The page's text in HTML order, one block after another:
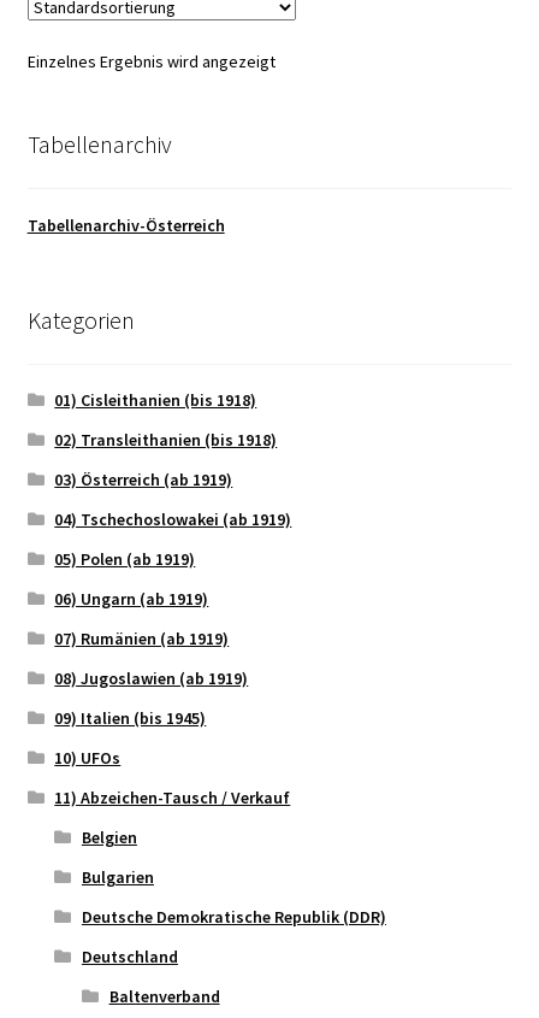
Einzelnes Ergebnis wird angezeigt
Tabellenarchiv
Tabellenarchiv-Österreich
Kategorien
01) Cisleithanien (bis 1918)
02) Transleithanien (bis 1918)
03) Österreich (ab 1919)
04) Tschechoslowakei (ab 1919)
05) Polen (ab 1919)
06) Ungarn (ab 1919)
07) Rumänien (ab 1919)
08) Jugoslawien (ab 1919)
09) Italien (bis 1945)
10) UFOs
11) Abzeichen-Tausch / Verkauf
Belgien
Bulgarien
Deutsche Demokratische Republik (DDR)
Deutschland
Baltenverband